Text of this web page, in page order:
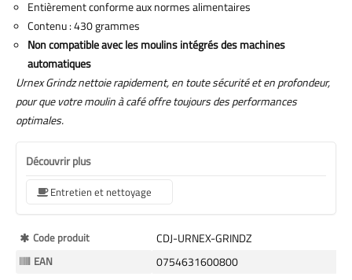
Entièrement conforme aux normes alimentaires
Contenu : 430 grammes
Non compatible avec les moulins intégrés des machines
automatiques
Urnex Grindz nettoie rapidement, en toute sécurité et en profondeur,
pour que votre moulin à café offre toujours des performances
optimales.
Découvrir plus
Entretien et nettoyage
Plus
d’information
Code produit CDJ-URNEX-GRINDZ
EAN 0754631600800